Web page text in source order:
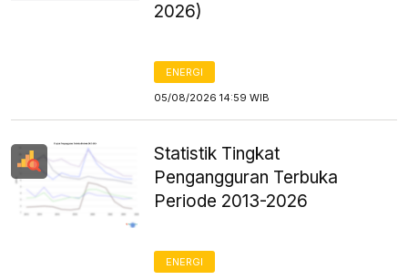
2026)
ENERGI
05/08/2026 14:59 WIB
Statistik Tingkat
Pengangguran Terbuka
Periode 2013-2026
ENERGI